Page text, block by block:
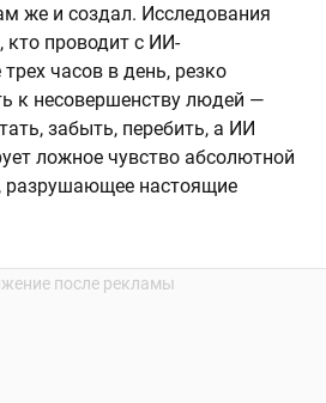
же и создал. Исследования
кто проводит с ИИ-
часов в день, резко
к несовершенству людей —
забыть, перебить, а ИИ
ложное чувство абсолютной
разрушающее настоящие